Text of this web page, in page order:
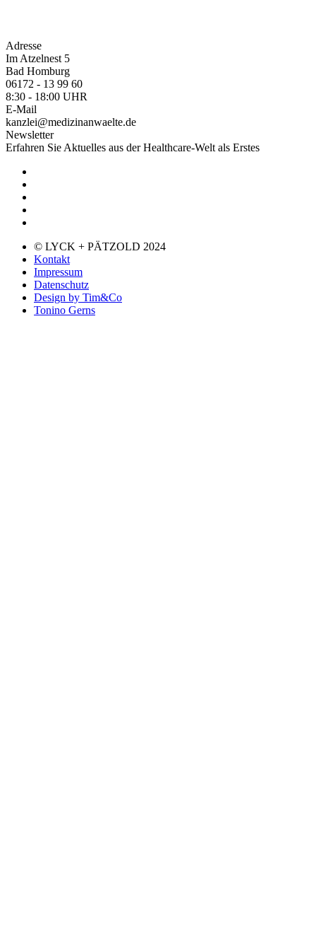
Adresse
Im Atzelnest 5
Bad Homburg
06172 - 13 99 60
8:30 - 18:00 UHR
E-Mail
kanzlei@medizinanwaelte.de
Newsletter
Erfahren Sie Aktuelles aus der Healthcare-Welt als Erstes
© LYCK + PÄTZOLD 2024
Kontakt
Impressum
Datenschutz
Design by Tim&Co
Tonino Gerns